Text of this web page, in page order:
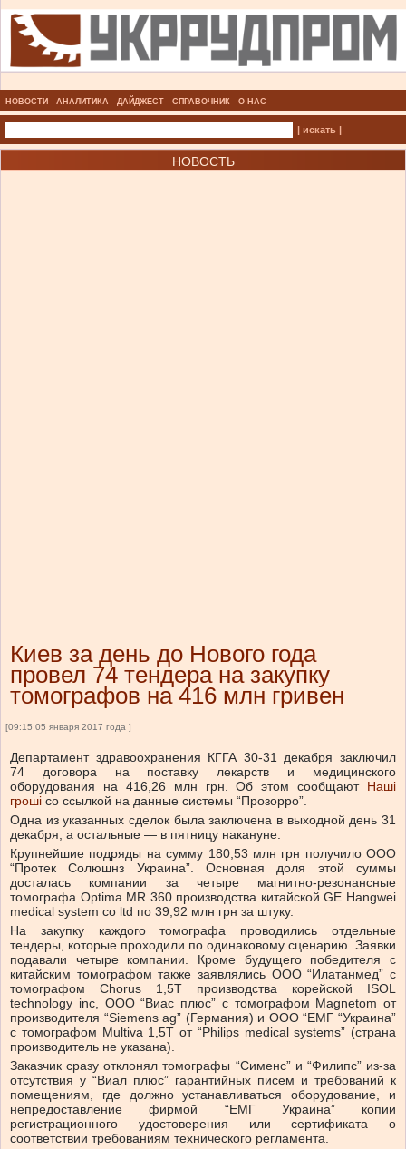
НОВОСТИ АНАЛИТИКА ДАЙДЖЕСТ СПРАВОЧНИК О НАС
| искать |
НОВОСТЬ
Киев за день до Нового года
провел 74 тендера на закупку
томографов на 416 млн гривен
[09:15 05 января 2017 года ]
Департамент здравоохранения КГГА 30-31 декабря заключил
74 договора на поставку лекарств и медицинского
оборудования на 416,26 млн грн. Об этом сообщают Наші
гроші со ссылкой на данные системы “Прозорро”.
Одна из указанных сделок была заключена в выходной день 31
декабря, а остальные — в пятницу накануне.
Крупнейшие подряды на сумму 180,53 млн грн получило ООО
“Протек Солюшнз Украина”. Основная доля этой суммы
досталась компании за четыре магнитно-резонансные
томографа Optima MR 360 производства китайской GE Hangwei
medical system co ltd по 39,92 млн грн за штуку.
На закупку каждого томографа проводились отдельные
тендеры, которые проходили по одинаковому сценарию. Заявки
подавали четыре компании. Кроме будущего победителя с
китайским томографом также заявлялись ООО “Илатанмед” с
томографом Chorus 1,5T производства корейской ISOL
technology inc, ООО “Виас плюс” с томографом Magnetom от
производителя “Siemens ag” (Германия) и ООО “ЕМГ “Украина”
с томографом Multiva 1,5T от “Philips medical systems” (страна
производитель не указана).
Заказчик сразу отклонял томографы “Сименс” и “Филипс” из-за
отсутствия у “Виал плюс” гарантийных писем и требований к
помещениям, где должно устанавливаться оборудование, и
непредоставление фирмой “ЕМГ Украина” копии
регистрационного удостоверения или сертификата о
соответствии требованиям технического регламента.